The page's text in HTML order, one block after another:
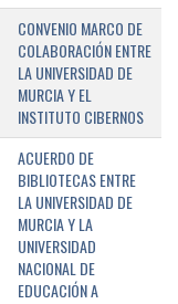
CONVENIO MARCO DE
COLABORACIÓN ENTRE
LA UNIVERSIDAD DE
MURCIA Y EL
INSTITUTO CIBERNOS
ACUERDO DE
BIBLIOTECAS ENTRE
LA UNIVERSIDAD DE
MURCIA Y LA
UNIVERSIDAD
NACIONAL DE
EDUCACIÓN A